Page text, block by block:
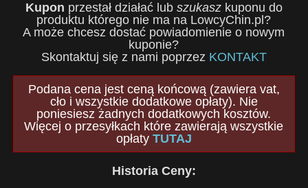
Kupon przestał działać lub szukaszkuponu do
produktu którego nie ma na LowcyChin.pl?
A może chcesz dostać powiadomienie o nowym
kuponie?
Skontaktuj się z nami poprzez KONTAKT
Podana cena jest ceną końcową (zawiera vat,
cło i wszystkie dodatkowe opłaty). Nie
poniesiesz żadnych dodatkowych kosztów.
Więcej o przesyłkach które zawierają wszystkie
opłaty TUTAJ
Historia Ceny: